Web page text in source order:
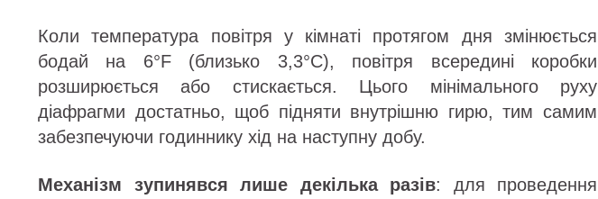
Коли температура повітря у кімнаті протягом дня змінюється
бодай на 6°F (близько 3,3°C), повітря всередині коробки
розширюється або стискається. Цього мінімального руху
діафрагми достатньо, щоб підняти внутрішню гирю, тим самим
забезпечуючи годиннику хід на наступну добу.
Механізм зупинявся лише декілька разів: для проведення